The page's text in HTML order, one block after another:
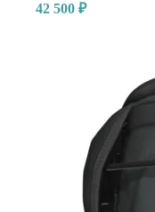
42 500 ₽